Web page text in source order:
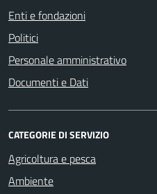
Enti e fondazioni
Politici
Personale amministrativo
Documenti e Dati
CATEGORIE DI SERVIZIO
Agricoltura e pesca
Ambiente